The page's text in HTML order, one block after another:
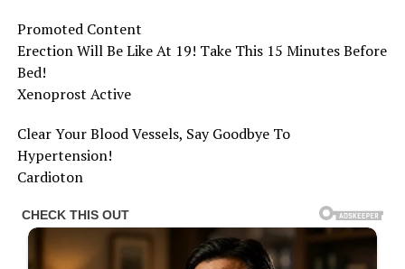
Promoted Content
Erection Will Be Like At 19! Take This 15 Minutes Before
Bed!
Xenoprost Active
Clear Your Blood Vessels, Say Goodbye To
Hypertension!
Cardioton